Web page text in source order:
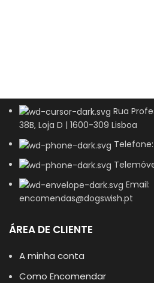
Rua
38B, Loja D | 1600-309 Lisboa
Email:
encomendas@dogswish.pt
ÁREA DE CLIENTE
A minha conta
Como Encomendar